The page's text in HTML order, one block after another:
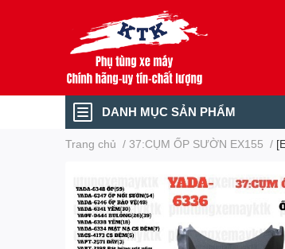
DANH MỤC SẢN PHẨM
Trang chủ / 37:CỤM ỐP SƯỜN EX155 /